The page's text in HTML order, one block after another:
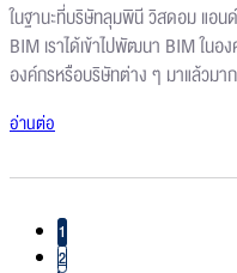
ในฐานะที่บริษัทลุมพินี วิสดอม แอ
BIM เราได้เข้าไปพัฒนา BIM ใน
องค์กรหรือบริษัทต่าง ๆ มาแล้วมา
อ่านต่อ
1
2